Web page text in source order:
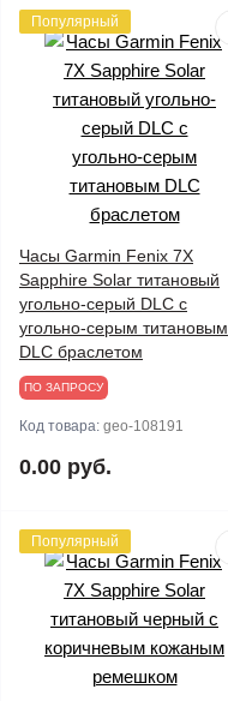
Популярный
Часы Garmin Fenix 7X
Sapphire Solar титановый
угольно-серый DLC с
угольно-серым титановым
DLC браслетом
ПО ЗАПРОСУ
Код товара: geo-108191
0.00 руб.
Популярный